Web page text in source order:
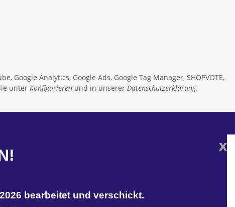
Analytics, Google Ads, Google Tag Manager, SHOPVOTE,
unter Konfigurieren und in unserer Datenschutzerklärung.
x
bearbeitet und verschickt.